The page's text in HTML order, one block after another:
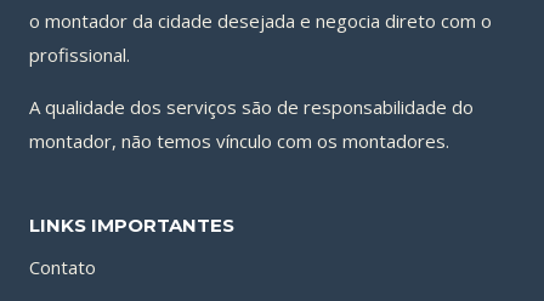
o montador da cidade desejada e negocia direto com o
profissional.
A qualidade dos serviços são de responsabilidade do
montador, não temos vínculo com os montadores.
LINKS IMPORTANTES
Contato